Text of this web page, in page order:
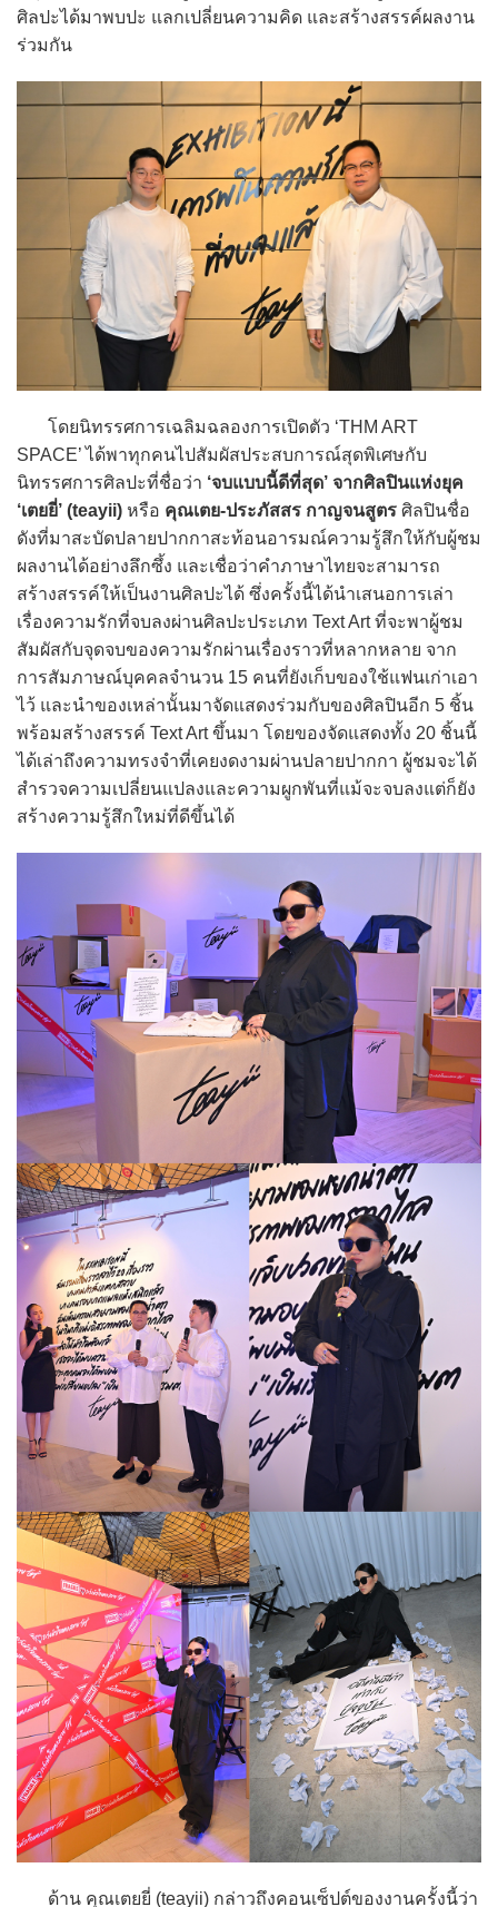
ศิลปะได้มาพบปะ แลกเปลี่ยนความคิด และสร้างสรรค์ผลงาน
ร่วมกัน
โดยนิทรรศการเฉลิมฉลองการเปิดตัว ‘THM ART
SPACE’ ได้พาทุกคนไปสัมผัสประสบการณ์สุดพิเศษกับ
นิทรรศการศิลปะที่ชื่อว่า ‘จบแบบนี้ดีที่สุด’ จากศิลปินแห่งยุค
‘เตยยี่’ (teayii) หรือ คุณเตย-ประภัสสร กาญจนสูตร ศิลปินชื่อ
ดังที่มาสะบัดปลายปากกาสะท้อนอารมณ์ความรู้สึกให้กับผู้ชม
ผลงานได้อย่างลึกซึ้ง และเชื่อว่าคำภาษาไทยจะสามารถ
สร้างสรรค์ให้เป็นงานศิลปะได้ ซึ่งครั้งนี้ได้นำเสนอการเล่า
เรื่องความรักที่จบลงผ่านศิลปะประเภท Text Art ที่จะพาผู้ชม
สัมผัสกับจุดจบของความรักผ่านเรื่องราวที่หลากหลาย จาก
การสัมภาษณ์บุคคลจำนวน 15 คนที่ยังเก็บของใช้แฟนเก่าเอา
ไว้ และนำของเหล่านั้นมาจัดแสดงร่วมกับของศิลปินอีก 5 ชิ้น
พร้อมสร้างสรรค์ Text Art ขึ้นมา โดยของจัดแสดงทั้ง 20 ชิ้นนี้
ได้เล่าถึงความทรงจำที่เคยงดงามผ่านปลายปากกา ผู้ชมจะได้
สำรวจความเปลี่ยนแปลงและความผูกพันที่แม้จะจบลงแต่ก็ยัง
สร้างความรู้สึกใหม่ที่ดีขึ้นได้
ด้าน คุณเตยยี่ (teayii) กล่าวถึงคอนเซ็ปต์ของงานครั้งนี้ว่า